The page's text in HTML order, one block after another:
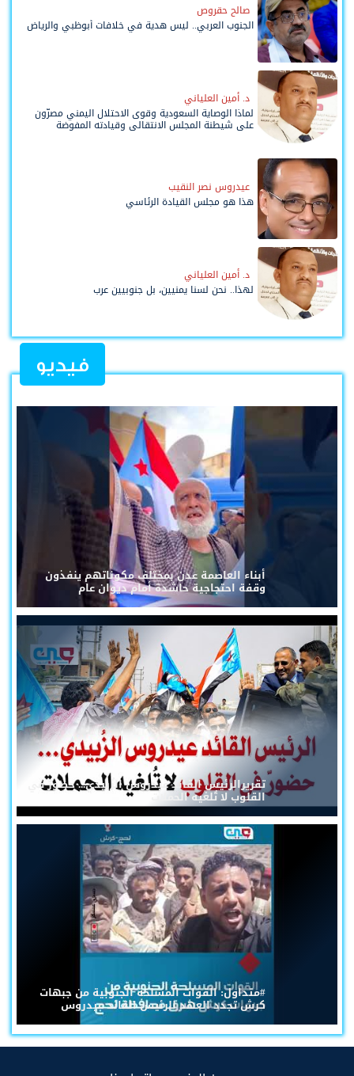
صالح حقروص
الجنوب العربي.. ليس هدية في خلافات أبوظبي والرياض
د. أمين العلياني
لماذا الوصاية السعودية وقوى الاحتلال اليمني مصرّون
على شيطنة المجلس الانتقالي وقيادته المفوضة
عيدروس نصر النقيب
هذا هو مجلس القيادة الرئاسي
د. أمين العلياني
لهذا.. نحن لسنا يمنيين، بل جنوبيين عرب
فيديو
أبناء العاصمة عدن بمختلف مكوناتهم ينفذون
وقفة احتجاجية حاشدة أمام ديوان عام
تقريرالرئيس القائد عيدروس الزُبيدي... حضورٌ في
القلوب لا تُلغيه الحملات
#متداول: القوات المسلحة الجنوبية من جبهات
كرش تجدد العهد للرئيس القائد عيدروس